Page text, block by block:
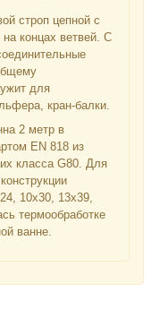
строп цепной с
концах ветвей. С
для
кран-балки.
2 метр в
EN 818 из
класса G80. Для
10х30, 13х39,
термообработке
ванне.